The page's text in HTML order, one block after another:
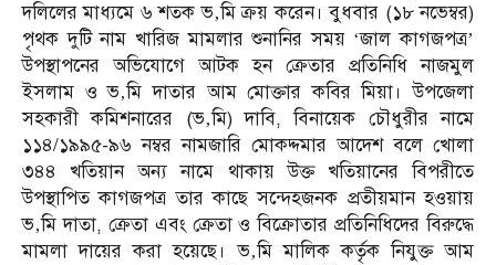
দলিলের মাধ্যমে ৬ শতক ভ‚মি ক্রয় করেন। বুধবার (১৮ নভেম্বর)
পৃথক দুটি নাম খারিজ মামলার শুনানির সময় ‘জাল কাগজপত্র’
উপস্থাপনের অভিযোগে আটক হন ক্রেতার প্রতিনিধি নাজমুল
ইসলাম ও ভ‚মি দাতার আম মোক্তার কবির মিয়া। উপজেলা
সহকারী কমিশনারের (ভ‚মি) দাবি, বিনায়েক চৌধুরীর নামে
১১৪/১৯৯৫-৯৬ নম্বর নামজারি মোকদ্দমার আদেশ বলে খোলা
৩৪৪ খতিয়ান অন্য নামে থাকায় উক্ত খতিয়ানের বিপরীতে
উপস্থাপিত কাগজপত্র তার কাছে সন্দেহজনক প্রতীয়মান হওয়ায়
ভ‚মি দাতা, ক্রেতা এবং ক্রেতা ও বিক্রোতার প্রতিনিধিদের বিরুদ্ধে
মামলা দায়ের করা হয়েছে। ভ‚মি মালিক কর্তৃক নিযুক্ত আম